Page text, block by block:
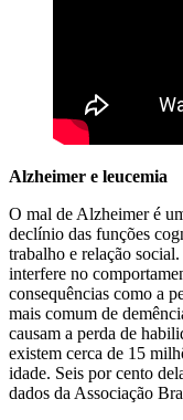
Alzheimer e leucemia
O mal de Alzheimer é
declínio das funções
trabalho e relação
interfere no
consequências como a
mais comum de
causam a perda de
existem cerca de 15
idade. Seis por cento
dados da Associação